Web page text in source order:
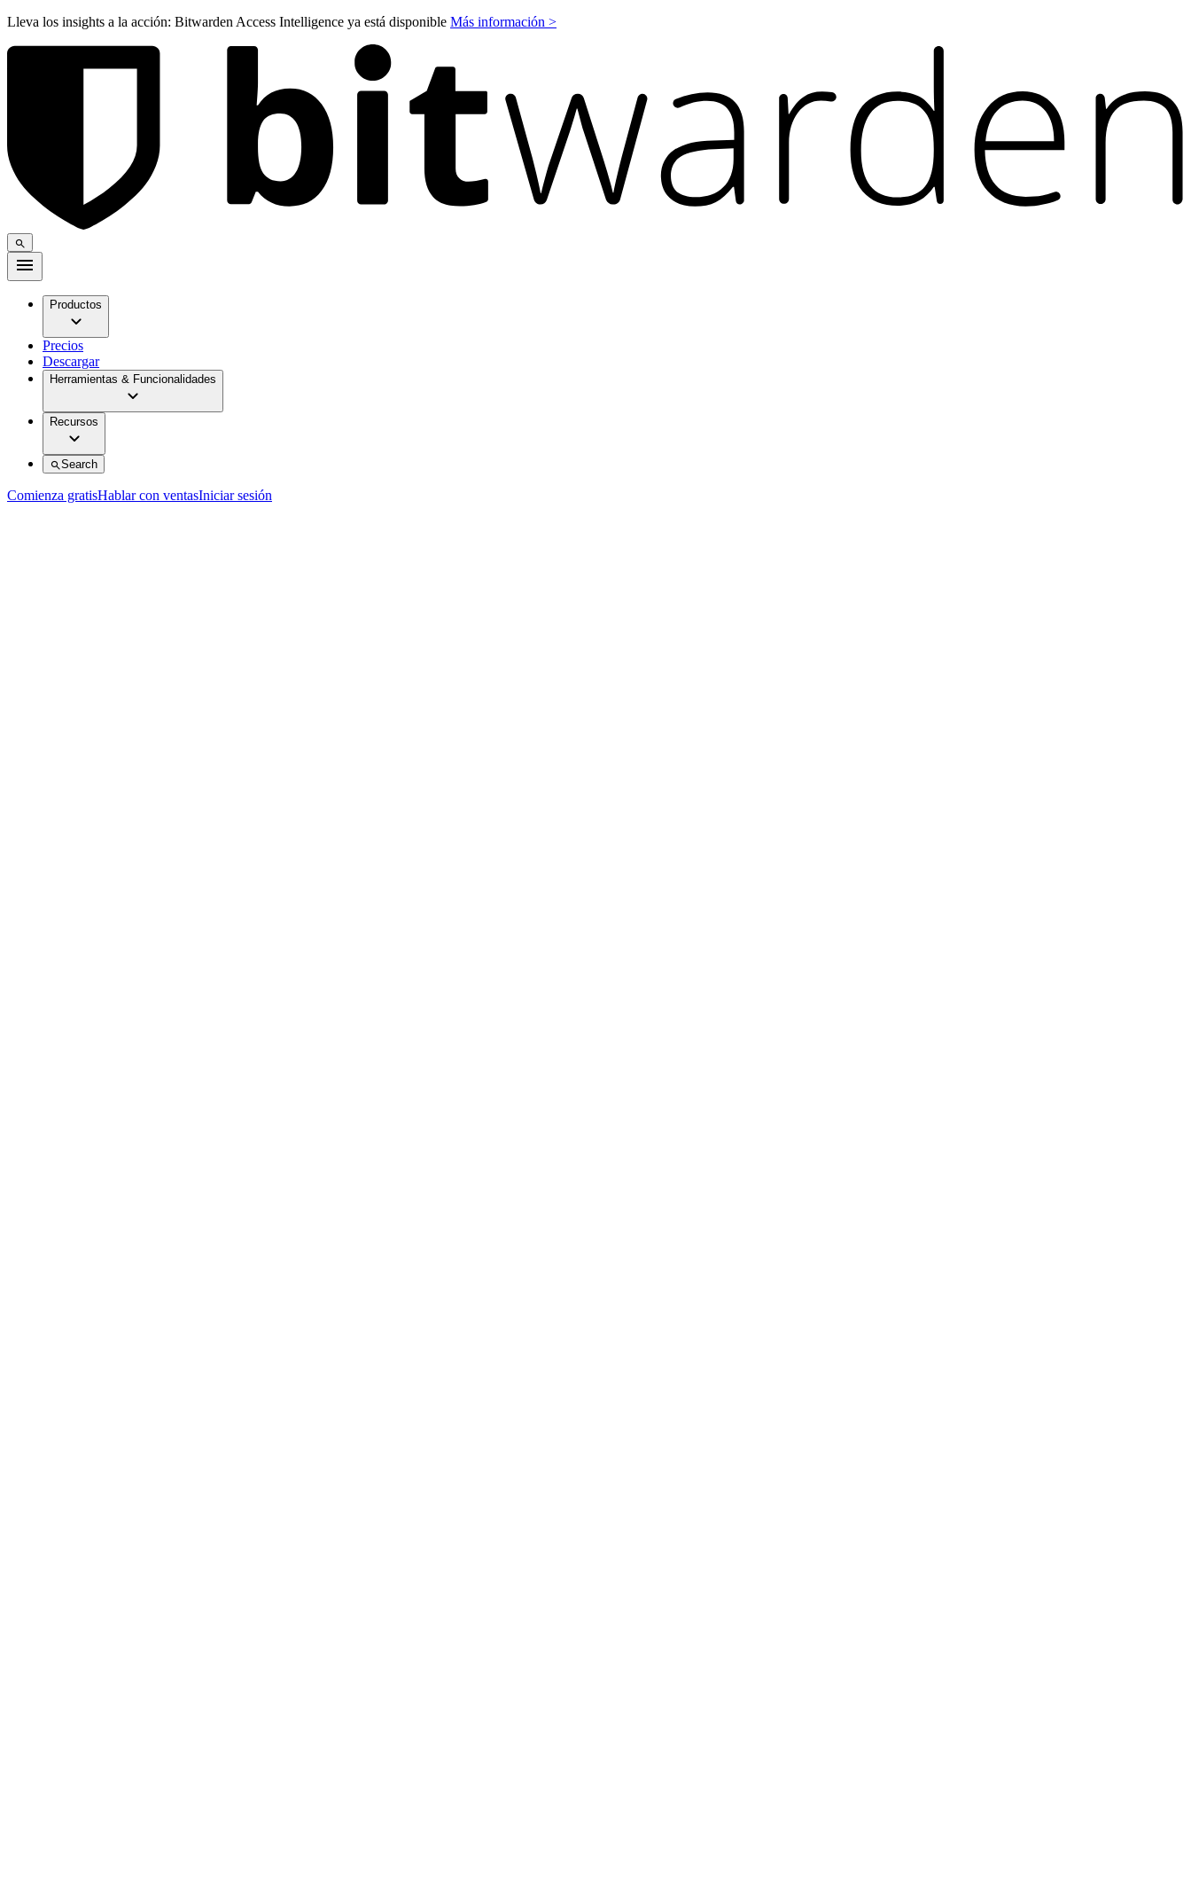
Lleva los insights a la acción: Bitwarden Access Intelligence ya está disponible Más información >
Productos
Precios
Descargar
Herramientas & Funcionalidades
Recursos
Search
Comienza gratisHablar con ventasIniciar sesión